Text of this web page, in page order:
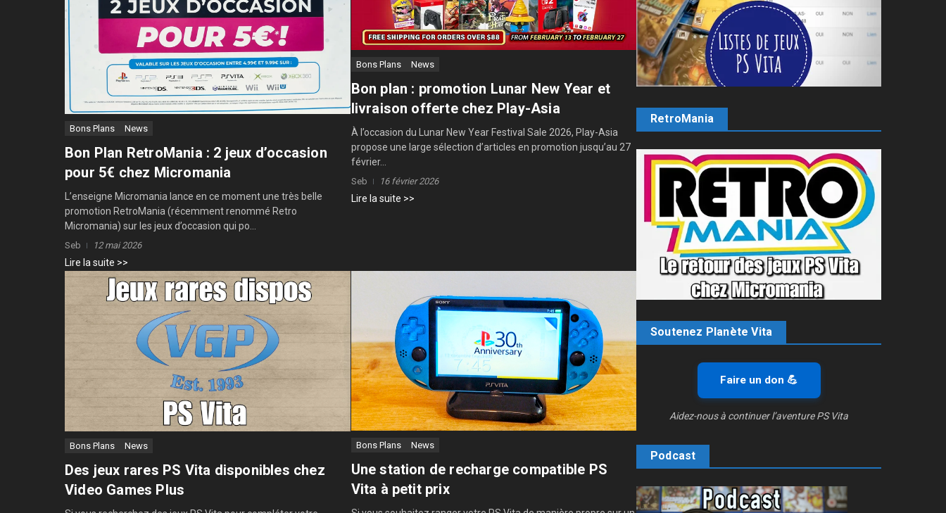
Bons Plans News
Bon Plan RetroMania : 2 jeux d’occasion
pour 5€ chez Micromania
L’enseigne Micromania lance en ce moment une très belle
promotion RetroMania (récemment renommé Retro
Micromania) sur les jeux d’occasion qui po...
Seb 12 mai 2026
Lire la suite >>
Bons Plans News
Bon plan : promotion Lunar New Year et
livraison offerte chez Play-Asia
À l’occasion du Lunar New Year Festival Sale 2026, Play-Asia
propose une large sélection d’articles en promotion jusqu’au 27
février...
Seb 16 février 2026
Lire la suite >>
Bons Plans News
Des jeux rares PS Vita disponibles chez
Video Games Plus
Bons Plans News
Une station de recharge compatible PS
Vita à petit prix
RetroMania
Soutenez Planète Vita
Faire un don 💪
Aidez-nous à continuer l’aventure PS Vita
Podcast